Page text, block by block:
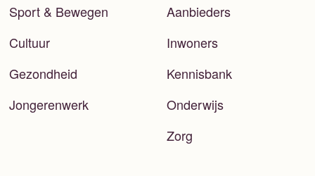
Sport & Bewegen
Cultuur
Gezondheid
Jongerenwerk
Aanbieders
Inwoners
Kennisbank
Onderwijs
Zorg